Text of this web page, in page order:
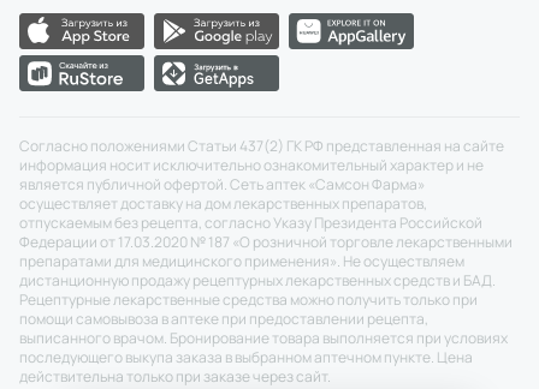
Согласно положениями Статьи 437(2) ГК РФ представленная на сайте
информация носит исключительно ознакомительный характер и не
является публичной офертой. Сеть аптек «Самсон Фарма»
осуществляет доставку на дом лекарственных препаратов,
отпускаемым без рецепта, согласно Указу Президента Российской
Федерации от 17.03.2020 № 187 «О розничной торговле лекарственными
препаратами для медицинского применения». Не осуществляем
дистанционную продажу рецептурных лекарственных средств и БАД.
Рецептурные лекарственные средства можно получить только при
помощи самовывоза в аптеке при предоставлении рецепта,
выписанного врачом. Бронирование товара выполняется при условиях
последующего выкупа заказа в выбранном аптечном пункте. Цена
действительна только при заказе через сайт.